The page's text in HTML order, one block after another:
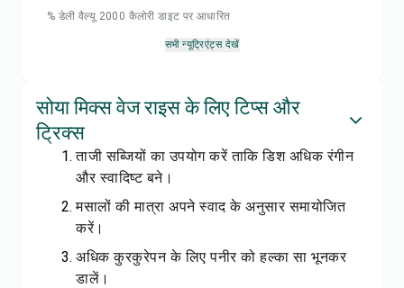
% डेली वैल्यू 2000 कैलोरी डाइट पर आधारित
सभी न्यूट्रिएंट्स देखें
सोया मिक्स वेज राइस के लिए टिप्स और
ट्रिक्स
ताजी सब्जियों का उपयोग करें ताकि डिश अधिक रंगीन
और स्वादिष्ट बने।
मसालों की मात्रा अपने स्वाद के अनुसार समायोजित
करें।
अधिक कुरकुरेपन के लिए पनीर को हल्का सा भूनकर
डालें।